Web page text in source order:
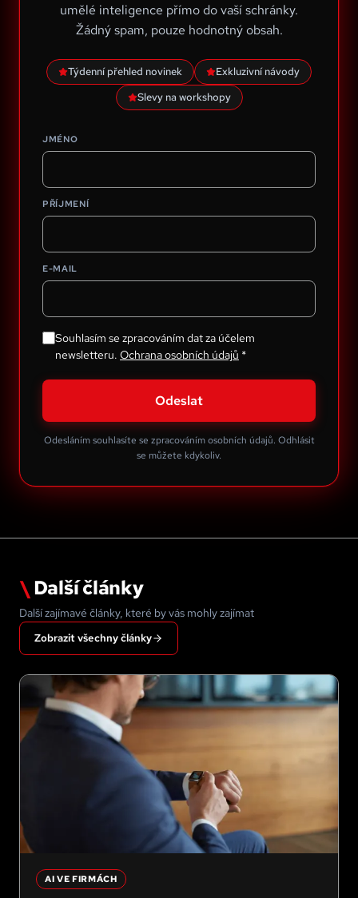
umělé inteligence přímo do vaší schránky.
Žádný spam, pouze hodnotný obsah.
Týdenní přehled novinek
Exkluzivní návody
Slevy na workshopy
JMÉNO
PŘÍJMENÍ
E-MAIL
Souhlasím se zpracováním dat za účelem
newsletteru. Ochrana osobních údajů *
Odeslat
Odesláním souhlasíte se zpracováním osobních údajů. Odhlásit
se můžete kdykoliv.
\ Další články
Další zajímavé články, které by vás mohly zajímat
Zobrazit všechny články
AI VE FIRMÁCH